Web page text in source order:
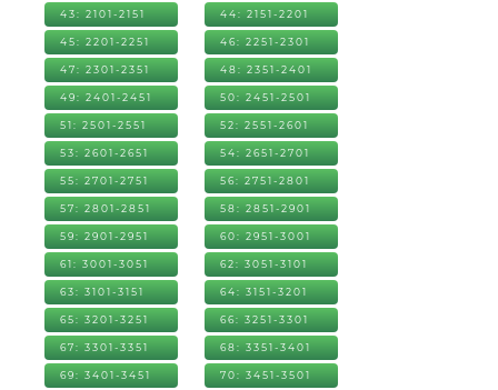
43: 2101-2151 44: 2151-2201
45: 2201-2251 46: 2251-2301
47: 2301-2351 48: 2351-2401
49: 2401-2451 50: 2451-2501
51: 2501-2551 52: 2551-2601
53: 2601-2651 54: 2651-2701
55: 2701-2751 56: 2751-2801
57: 2801-2851 58: 2851-2901
59: 2901-2951 60: 2951-3001
61: 3001-3051 62: 3051-3101
63: 3101-3151 64: 3151-3201
65: 3201-3251 66: 3251-3301
67: 3301-3351 68: 3351-3401
69: 3401-3451 70: 3451-3501